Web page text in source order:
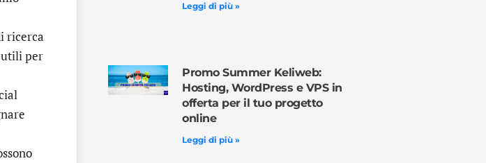
ricerca
utili per
Leggi di più »
Promo Summer Keliweb:
Hosting, WordPress e VPS in
offerta per il tuo progetto
online
Leggi di più »